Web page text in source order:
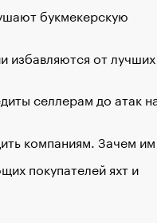
букмекерскую
избавляются от лучших
селлерам до атак
компаниям. Зачем
покупателей яхт и